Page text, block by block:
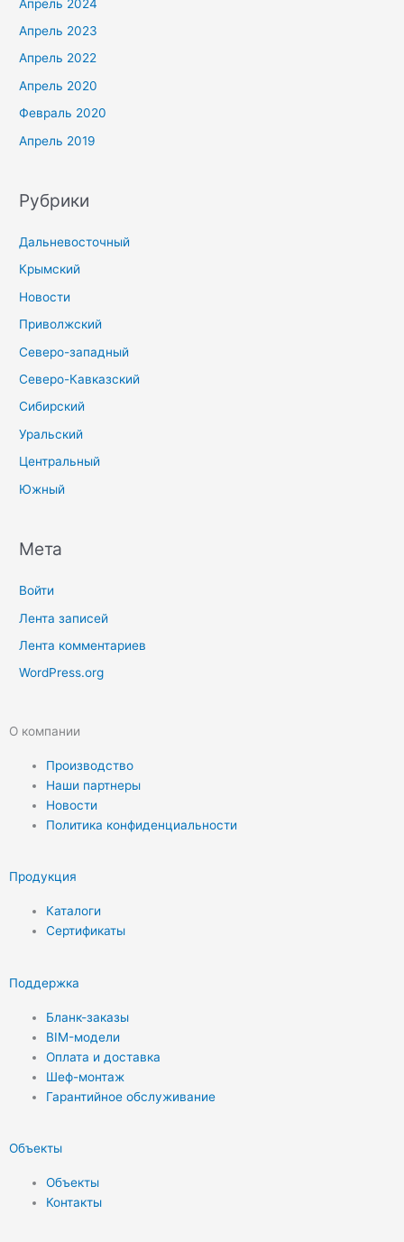
Апрель 2024
Апрель 2023
Апрель 2022
Апрель 2020
Февраль 2020
Апрель 2019
Рубрики
Дальневосточный
Крымский
Новости
Приволжский
Северо-западный
Северо-Кавказский
Сибирский
Уральский
Центральный
Южный
Мета
Войти
Лента записей
Лента комментариев
WordPress.org
О компании
Производство
Наши партнеры
Новости
Политика конфиденциальности
Продукция
Каталоги
Сертификаты
Поддержка
Бланк-заказы
BIM-модели
Оплата и доставка
Шеф-монтаж
Гарантийное обслуживание
Объекты
Объекты
Контакты